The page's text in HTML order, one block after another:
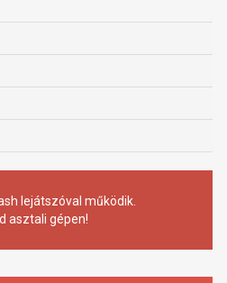
lejátszóval működik.
asztali gépen!